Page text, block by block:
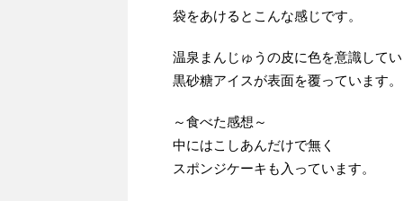
袋をあけるとこんな感じです。
温泉まんじゅうの皮に色を意識して
黒砂糖アイスが表面を覆っています。
～食べた感想～
中にはこしあんだけで無く
スポンジケーキも入っています。